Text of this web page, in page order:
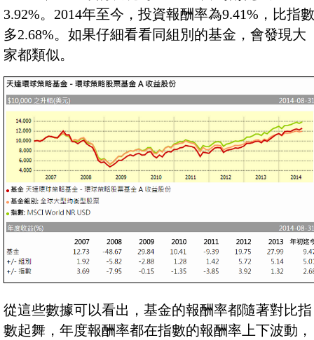
3.92%。2014年至今，投資報酬率為9.41%，比指數
多2.68%。如果仔細看看同組別的基金，會發現大
家都類似。
從這些數據可以看出，基金的報酬率都隨著對比指
數起舞，年度報酬率都在指數的報酬率上下波動，